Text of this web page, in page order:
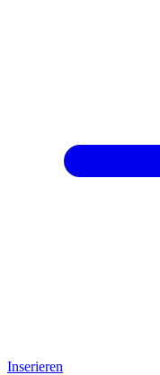
Inserieren